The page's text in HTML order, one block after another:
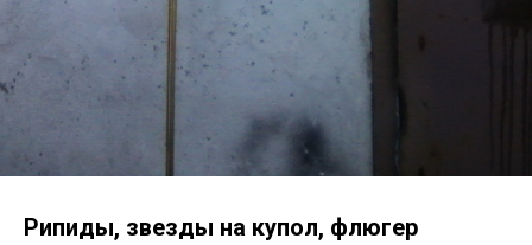
Рипиды, звезды на купол, флюгер